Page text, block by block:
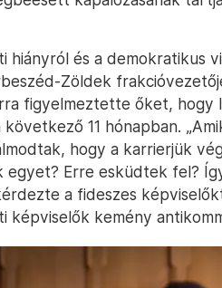
hiányról és a demokratikus
Zöldek
figyelmeztette őket, hogy
következő 11 hónapban.
hogy a karrierjük
egyet? Erre esküdtek fel?
a fideszes
képviselők kemény